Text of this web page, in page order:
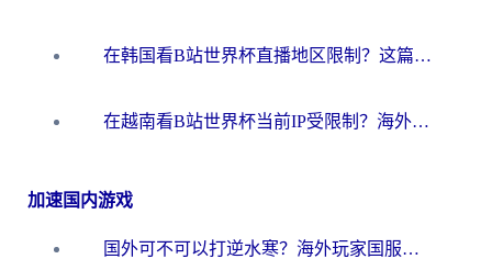
在韩国看B站世界杯直播地区限制？这篇指南让你告别“当前地区不可播放”
在越南看B站世界杯当前IP受限制？海外党体育观赛终极指南来了
加速国内游戏
国外可不可以打逆水寒？海外玩家国服畅玩终极指南（附漫威荒野乱斗加速方案）